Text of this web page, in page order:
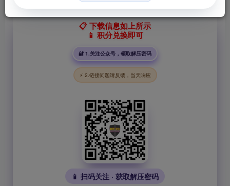
📋 下载信息如上所示
📱 积分兑换即可
🔐 1.关注公众号，领取解压密码
⚡ 2.链接问题请反馈，当天响应
📱 扫码关注 · 获取解压密码